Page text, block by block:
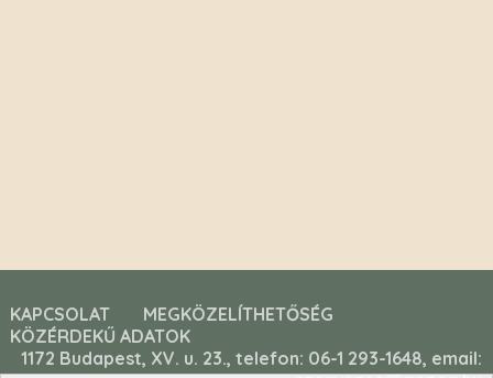
KAPCSOLAT
MEGKÖZELÍTHETŐSÉG
KÖZÉRDEKŰ ADATOK
1172 Budapest, XV. u. 23., telefon: 06-1 293-1648, email: